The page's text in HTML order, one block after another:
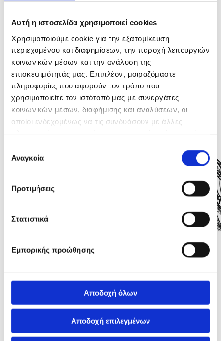
Αυτή η ιστοσελίδα χρησιμοποιεί cookies
Χρησιμοποιούμε cookie για την εξατομίκευση
περιεχομένου και διαφημίσεων, την παροχή λειτουργιών
κοινωνικών μέσων και την ανάλυση της
επισκεψιμότητάς μας. Επιπλέον, μοιραζόμαστε
πληροφορίες που αφορούν τον τρόπο που
χρησιμοποιείτε τον ιστότοπό μας με συνεργάτες
κοινωνικών μέσων, διαφήμισης και αναλύσεων, οι
οποίοι ενδεχομένως να τις συνδυάσουν με άλλες
των υπηρεσιών τους.
συγκατάθεσης
Αναγκαία
Προτιμήσεις
Στατιστικά
Εμπορικής προώθησης
Αποδοχή όλων
Αποδοχή επιλεγμένων
MENU
Χωριάτικη
Σπανάκι, ρόκα, μαρούλι, παρμεζάνα, σάλτσα
Ντάκος
(μπρόκολο, χόρτα, κολοκύθια)
Τυριά